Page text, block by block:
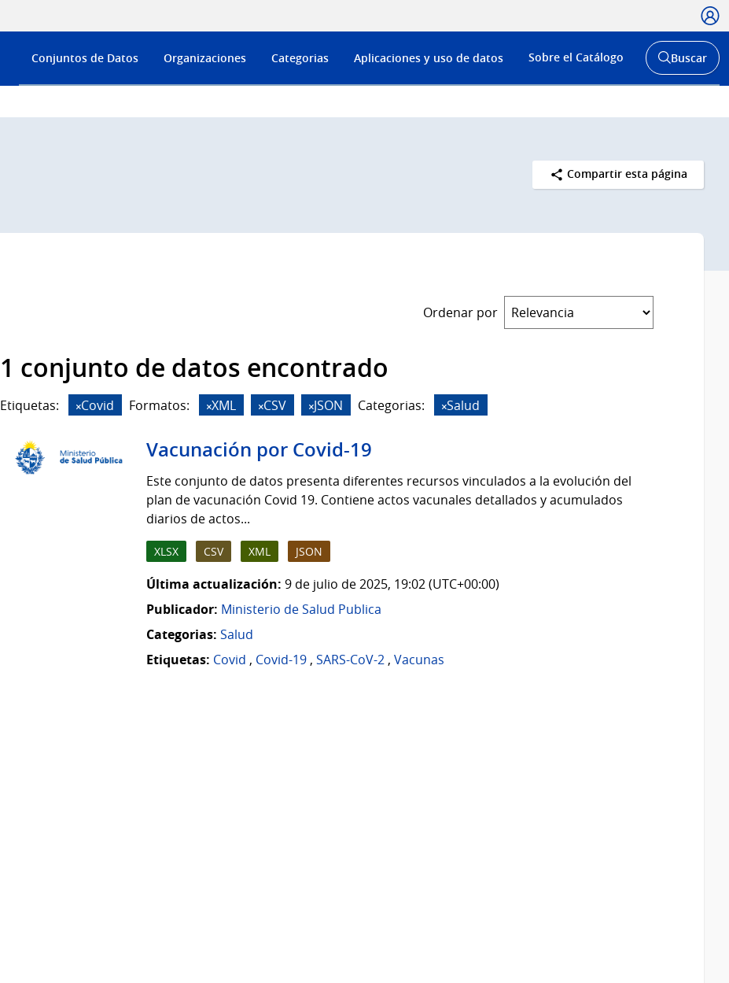
Menú
de
Conjuntos de Datos Organizaciones Categorias Aplicaciones y uso de datos Sobre el Catálogo
Abrir
buscador
Buscar
Compartir esta página
Ordenar por
1 conjunto de datos encontrado
Etiquetas: Covid Formatos: XML CSV JSON Categorias: Salud
Vacunación por Covid-19
Este conjunto de datos presenta diferentes recursos vinculados a la evolución del
plan de vacunación Covid 19. Contiene actos vacunales detallados y acumulados
diarios de actos...
XLSX CSV XML JSON
Última actualización: 9 de julio de 2025, 19:02 (UTC+00:00)
Publicador: Ministerio de Salud Publica
Categorias: Salud
Etiquetas: Covid , Covid-19, SARS-CoV-2, Vacunas